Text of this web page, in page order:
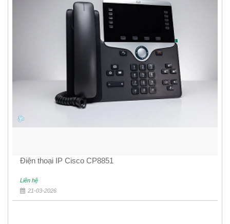
Điện thoại IP Cisco CP8851
Liên hệ
21-03-2026